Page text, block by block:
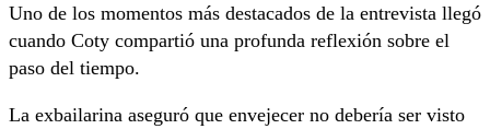
Uno de los momentos más destacados de la entrevista llegó
cuando Coty compartió una profunda reflexión sobre el
paso del tiempo.
La exbailarina aseguró que envejecer no debería ser visto